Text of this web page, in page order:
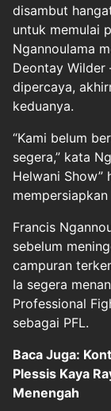
disambut
untuk memulai
Ngannoulama
Deontay Wilder
dipercaya,
keduanya.
“Kami belum
segera,” kata
Helwani Show”
Francis
sebelum
campuran
Ia segera
Professional
sebagai PFL.
Baca Juga:
Plessis Kaya
Menengah